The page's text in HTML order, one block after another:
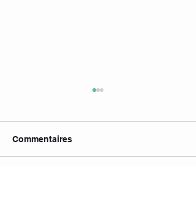
Commentaires